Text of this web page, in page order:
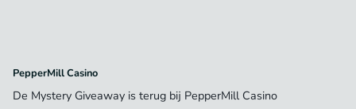
PepperMill Casino
De Mystery Giveaway is terug bij PepperMill Casino